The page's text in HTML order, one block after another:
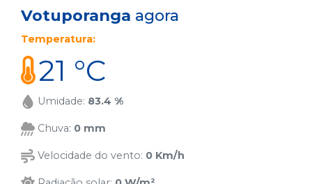
Votuporanga agora
Temperatura:
21 °C
Umidade: 83.4 %
Chuva: 0 mm
Velocidade do vento: 0 Km/h